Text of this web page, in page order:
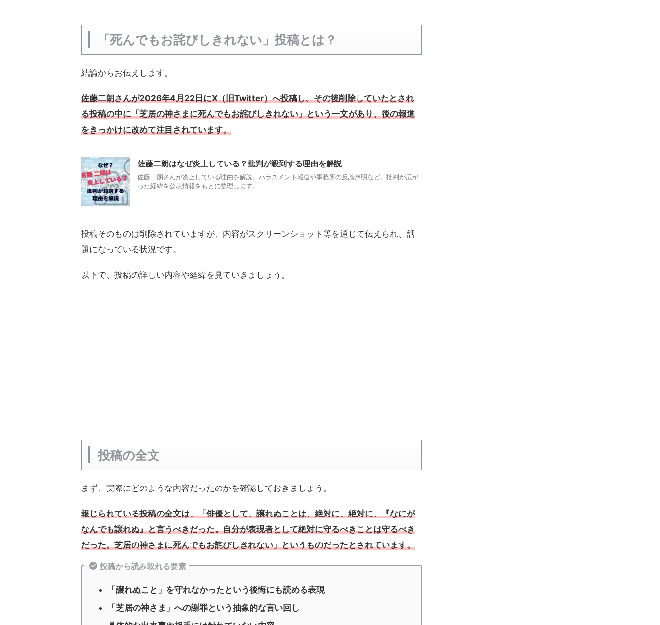
「死んでもお詫びしきれない」投稿とは？
結論からお伝えします。
佐藤二朗さんが2026年4月22日にX（旧Twitter）へ投稿し、その後削除していたとされ
る投稿の中に「芝居の神さまに死んでもお詫びしきれない」という一文があり、後の報道
をきっかけに改めて注目されています。
佐藤二朗はなぜ炎上している？批判が殺到する理由を解説
佐藤二朗さんが炎上している理由を解説。ハラスメント報道や事務所の反論声明など、批判が広が
った経緯を公表情報をもとに整理します。
投稿そのものは削除されていますが、内容がスクリーンショット等を通じて伝えられ、話
題になっている状況です。
以下で、投稿の詳しい内容や経緯を見ていきましょう。
投稿の全文
まず、実際にどのような内容だったのかを確認しておきましょう。
報じられている投稿の全文は、「俳優として、譲れぬことは、絶対に、絶対に、『なにが
なんでも譲れぬ』と言うべきだった。自分が表現者として絶対に守るべきことは守るべき
だった。芝居の神さまに死んでもお詫びしきれない」というものだったとされています。
投稿から読み取れる要素
「譲れぬこと」を守れなかったという後悔にも読める表現
「芝居の神さま」への謝罪という抽象的な言い回し